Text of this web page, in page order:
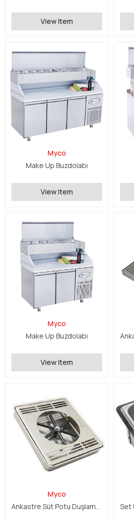
View Item
Myco
Make Up Buzdolabı
View Item
Myco
Make Up Buzdolabı
View Item
Myco
Ankastre Süt Potu Duşlama Ünitesi